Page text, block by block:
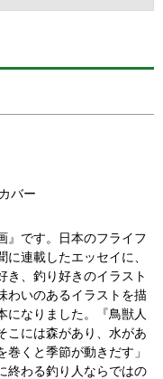
バー
』です。日本のフライフ
連載したエッセイに、
き、釣り好きのイラスト
わいのあるイラストを描
になりました。『鳥獣人
こには森があり、水があ
くと季節が動きだす」
終わる釣り人ならではの